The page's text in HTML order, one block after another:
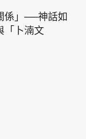
係」──神話如
「卜湳文